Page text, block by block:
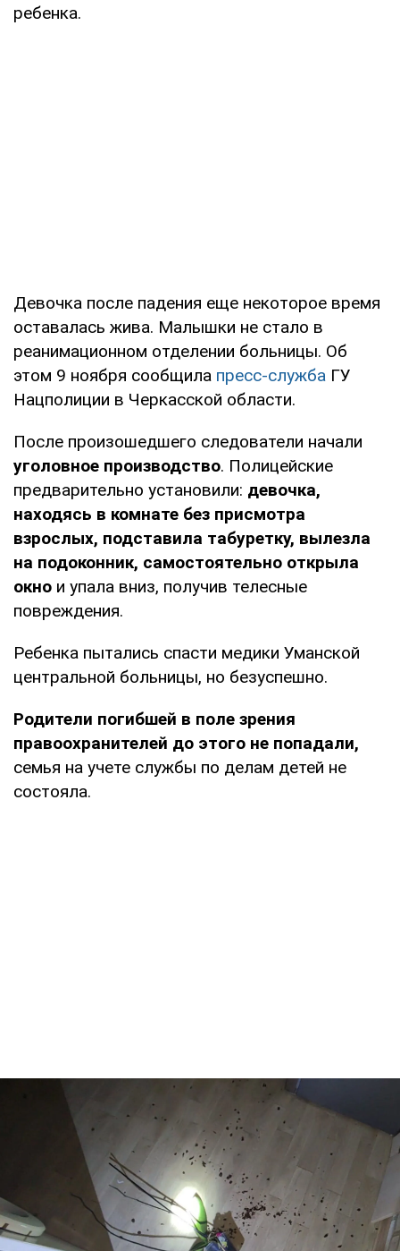
ребенка.
Девочка после падения еще некоторое время
оставалась жива. Малышки не стало в
реанимационном отделении больницы. Об
этом 9 ноября сообщила пресс-служба ГУ
Нацполиции в Черкасской области.
После произошедшего следователи начали
уголовное производство. Полицейские
предварительно установили: девочка,
находясь в комнате без присмотра
взрослых, подставила табуретку, вылезла
на подоконник, самостоятельно открыла
окно и упала вниз, получив телесные
повреждения.
Ребенка пытались спасти медики Уманской
центральной больницы, но безуспешно.
Родители погибшей в поле зрения
правоохранителей до этого не попадали,
семья на учете службы по делам детей не
состояла.